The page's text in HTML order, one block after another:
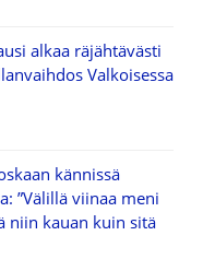
alkaa räjähtävästi
Valkoisessa
kännissä
”Välillä viinaa meni
niin kauan kuin sitä